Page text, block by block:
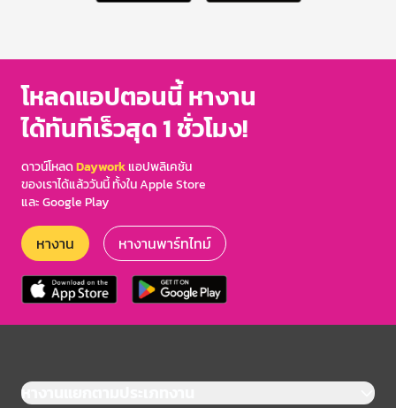
โหลดแอปตอนนี้ หางาน
ได้ทันทีเร็วสุด 1 ชั่วโมง!
ดาวน์โหลดDayworkแอปพลิเคชัน
ของเราได้แล้ววันนี้ ทั้งใน Apple Store
และ Google Play
หางาน หางานพาร์ทไทม์
หางานแยกตามประเภทงาน